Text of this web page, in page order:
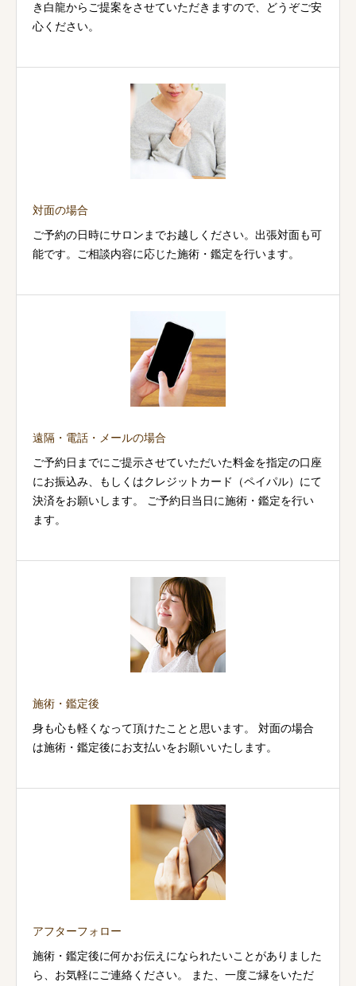
き白龍からご提案をさせていただきますので、どうぞご安
心ください。
対面の場合
ご予約の日時にサロンまでお越しください。出張対面も可
能です。ご相談内容に応じた施術・鑑定を行います。
遠隔・電話・メールの場合
ご予約日までにご提示させていただいた料金を指定の口座
にお振込み、もしくはクレジットカード（ペイパル）にて
決済をお願いします。 ご予約日当日に施術・鑑定を行い
ます。
施術・鑑定後
身も心も軽くなって頂けたことと思います。 対面の場合
は施術・鑑定後にお支払いをお願いいたします。
アフターフォロー
施術・鑑定後に何かお伝えになられたいことがありました
ら、お気軽にご連絡ください。 また、一度ご縁をいただ